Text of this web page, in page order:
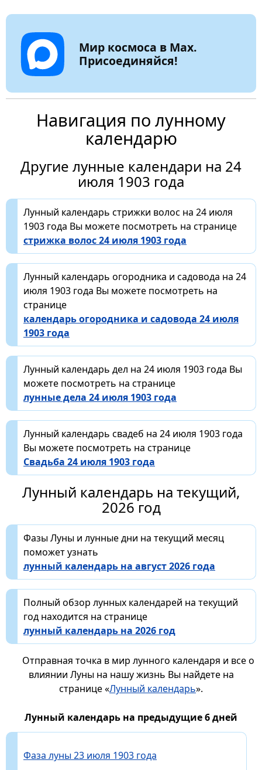
Мир космоса в Max.
Присоединяйся!
Навигация по лунному
календарю
Другие лунные календари на 24
июля 1903 года
Лунный календарь стрижки волос на 24 июля
1903 года Вы можете посмотреть на странице
стрижка волос 24 июля 1903 года
Лунный календарь огородника и садовода на 24
июля 1903 года Вы можете посмотреть на
странице
календарь огородника и садовода 24 июля
1903 года
Лунный календарь дел на 24 июля 1903 года Вы
можете посмотреть на странице
лунные дела 24 июля 1903 года
Лунный календарь свадеб на 24 июля 1903 года
Вы можете посмотреть на странице
Свадьба 24 июля 1903 года
Лунный календарь на текущий,
2026 год
Фазы Луны и лунные дни на текущий месяц
поможет узнать
лунный календарь на август 2026 года
Полный обзор лунных календарей на текущий
год находится на странице
лунный календарь на 2026 год
Отправная точка в мир лунного календаря и все о
влиянии Луны на нашу жизнь Вы найдете на
странице «Лунный календарь».
Лунный календарь на предыдущие 6 дней
Фаза луны 23 июля 1903 года